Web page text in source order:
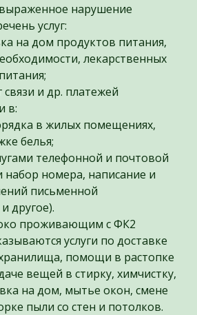
нарушение
услуг:
на дом продуктов питания,
лекарственных
связи и др. платежей
в:
в жилых помещениях,
белья;
телефонной и почтовой
набор номера, написание и
письменной
другое).
проживающим с ФК2
услуги по доставке
помощи в растопке
вещей в стирку, химчистку,
на дом, мытье окон, смене
пыли со стен и потолков.